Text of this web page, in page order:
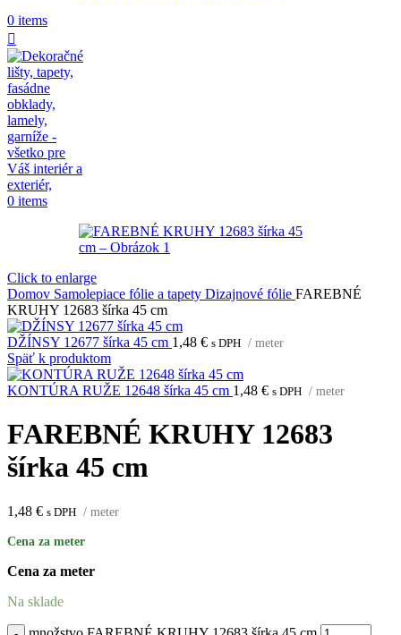
0 items
0 items
Click to enlarge
Domov Samolepiace fólie a tapety Dizajnové fólie FAREBNÉ
KRUHY 12683 šírka 45 cm
DŽÍNSY 12677 šírka 45 cm 1,48 € s DPH / meter
Späť k produktom
KONTÚRA RUŽE 12648 šírka 45 cm 1,48 € s DPH / meter
FAREBNÉ KRUHY 12683
šírka 45 cm
1,48 € s DPH / meter
Cena za meter
Cena za meter
Na sklade